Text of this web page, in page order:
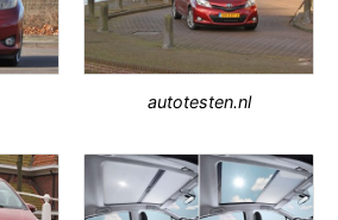
autotesten.nl